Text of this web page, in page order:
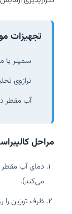
تجهیزات
سمپلر یا
ترازوی
آب مقطر
مراحل
دمای آب مقطر
می‌کند).
ظرف توزین را